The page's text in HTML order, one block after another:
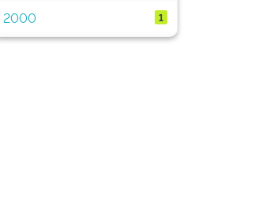
2000
1